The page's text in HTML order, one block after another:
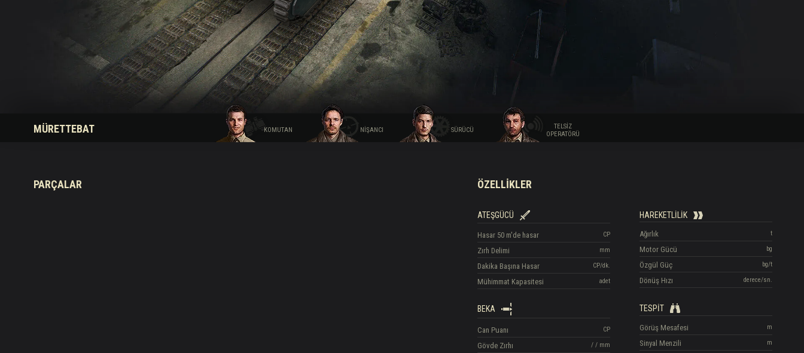
Twitch Ganimetleri Rehberi
MÜRETTEBAT KOMUTAN NIŞANCI SÜRÜCÜ
TELSIZ
OPERATÖRÜ
PARÇALAR ÖZELLIKLER
ATEŞGÜCÜ
CP
Hasar 50 m'de hasar
mm
Zırh Delimi
CP/dk.
Dakika Başına Hasar
adet
Mühimmat Kapasitesi
HAREKETLILIK
t
Ağırlık
bg
Motor Gücü
bg/t
Özgül Güç
derece/sn.
Dönüş Hızı
BEKA
CP
Can Puanı
/ / mm
Gövde Zırhı
TESPIT
m
Görüş Mesafesi
m
Sinyal Menzili